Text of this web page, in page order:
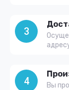
3
4
Вы